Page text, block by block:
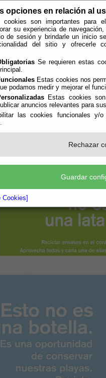
opciones en relación al
cookies son importantes para
su experiencia de
de sesión y brindarle un inicio
del sitio y ofrecerle
Se requieren estas
Estas cookies nos
podamos medir y mejorar el
Estas cookies
anuncios relevantes para
las cookies funcionales y/
Rechazar
Guardar
Cookies]
Quién Somos
aquí: